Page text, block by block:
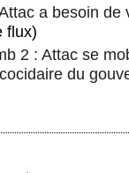
a besoin de
flux)
2 : Attac se
du